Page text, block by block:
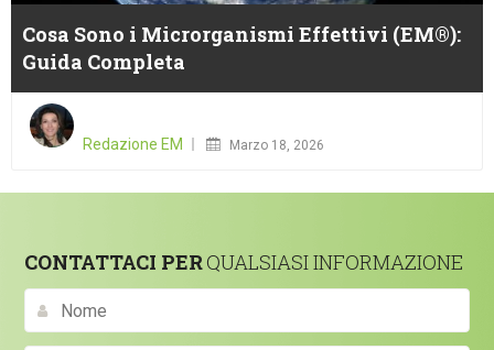
Cosa Sono i Microrganismi Effettivi (EM®):
Guida Completa
Redazione EM
Marzo 18, 2026
CONTATTACI PERQUALSIASI INFORMAZIONE